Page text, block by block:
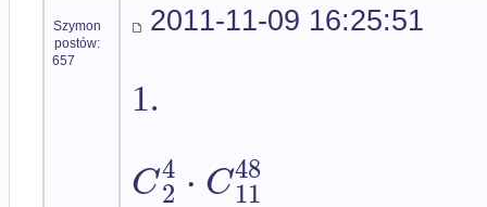
Szymon
postów:
657
2011-11-09 16:25:51
1.
C4
2 ⋅ C48
11